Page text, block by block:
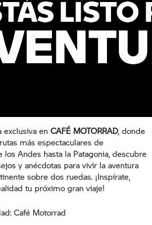
exclusiva en CAFÉ MOTORRAD, donde
más espectaculares de
los Andes hasta la Patagonia, descubre
y anécdotas para vivir la aventura
sobre dos ruedas. ¡Inspírate,
tu próximo gran viaje!
Café Motorrad